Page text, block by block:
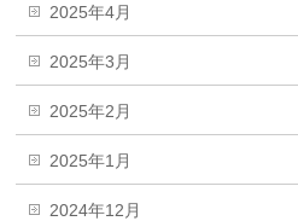
2025年4月
2025年3月
2025年2月
2025年1月
2024年12月